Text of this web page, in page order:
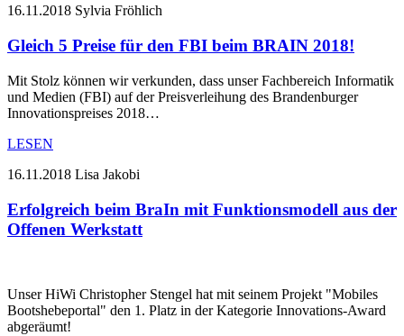
16.11.2018 Sylvia Fröhlich
Gleich 5 Preise für den FBI beim BRAIN 2018!
Mit Stolz können wir verkunden, dass unser Fachbereich Informatik
und Medien (FBI) auf der Preisverleihung des Brandenburger
Innovationspreises 2018…
LESEN
16.11.2018 Lisa Jakobi
Erfolgreich beim BraIn mit Funktionsmodell aus der
Offenen Werkstatt
Unser HiWi Christopher Stengel hat mit seinem Projekt "Mobiles
Bootshebeportal" den 1. Platz in der Kategorie Innovations-Award
abgeräumt!